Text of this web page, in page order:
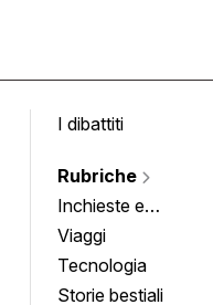
I dibattiti
Rubriche
Inchieste e
approfondimenti
Viaggi
Tecnologia
Storie bestiali